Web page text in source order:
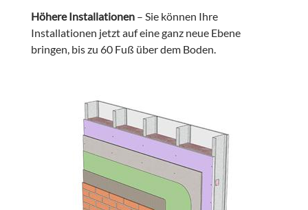
Höhere Installationen– Sie können Ihre
Installationen jetzt auf eine ganz neue Ebene
bringen, bis zu 60 Fuß über dem Boden.